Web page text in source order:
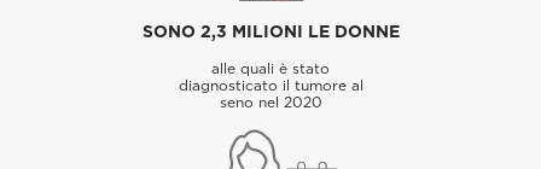
SONO 2,3 MILIONI LE DONNE
alle quali è stato
diagnosticato il tumore al
seno nel 2020